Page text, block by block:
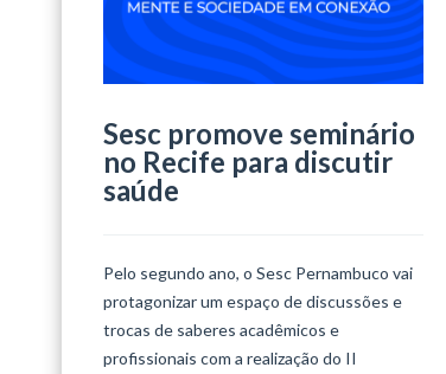
Sesc promove seminário
no Recife para discutir
saúde
Pelo segundo ano, o Sesc Pernambuco vai
protagonizar um espaço de discussões e
trocas de saberes acadêmicos e
profissionais com a realização do II